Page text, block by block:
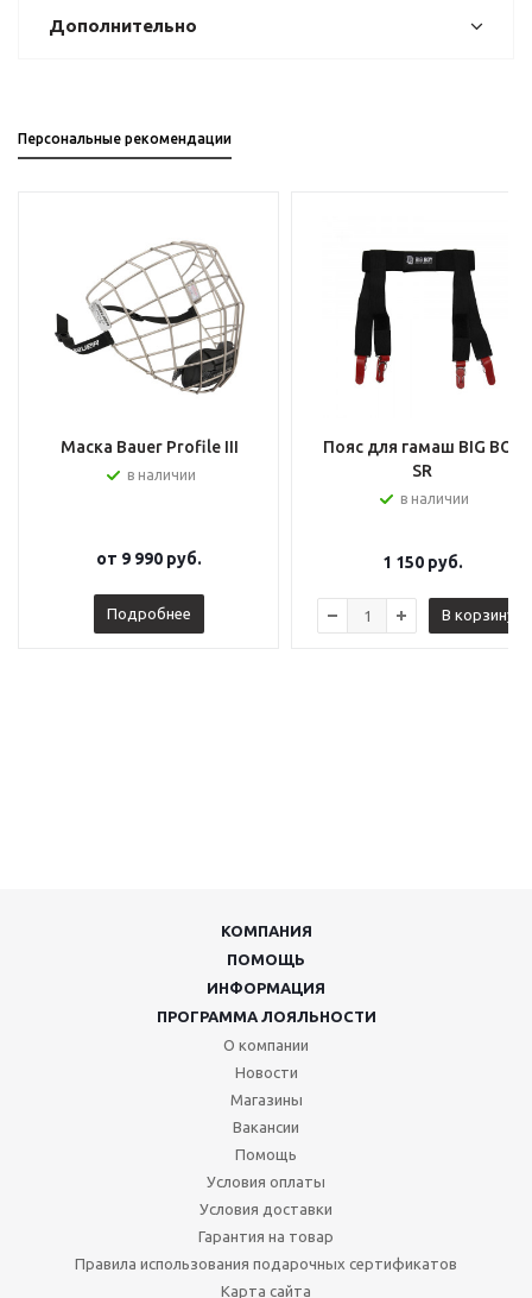
Дополнительно
Персональные рекомендации
Маска Bauer Profile III
в наличии
от 9 990 руб.
Подробнее
Пояс для гамаш BIG BOY
SR
в наличии
1 150руб.
В корзину
КОМПАНИЯ
ПОМОЩЬ
ИНФОРМАЦИЯ
ПРОГРАММА ЛОЯЛЬНОСТИ
О компании
Новости
Магазины
Вакансии
Помощь
Условия оплаты
Условия доставки
Гарантия на товар
Правила использования подарочных сертификатов
Карта сайта